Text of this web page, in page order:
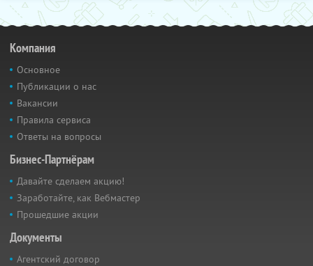
Компания
Основное
Публикации о нас
Вакансии
Правила сервиса
Ответы на вопросы
Бизнес-Партнёрам
Давайте сделаем акцию!
Заработайте, как Вебмастер
Прошедшие акции
Документы
Агентский договор